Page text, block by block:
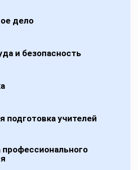
дело
и безопасность
подготовка учителей
профессионального